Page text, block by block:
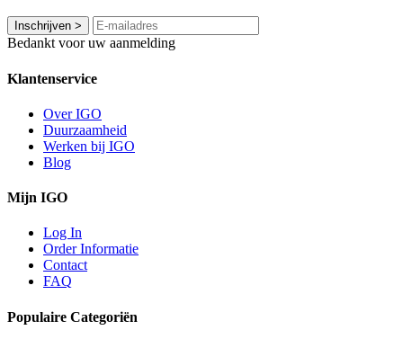
Inschrijven >
Bedankt voor uw aanmelding
Klantenservice
Over IGO
Duurzaamheid
Werken bij IGO
Blog
Mijn IGO
Log In
Order Informatie
Contact
FAQ
Populaire Categoriën